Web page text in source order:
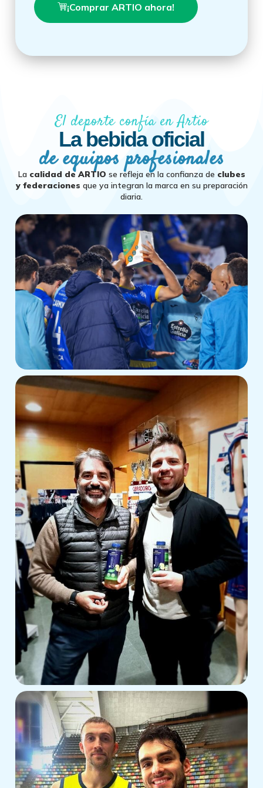
¡Comprar ARTIO ahora!
El deporte confía en Artio
La bebida oficial
de equipos profesionales
La calidad de ARTIO se refleja en la confianza de clubes
y federaciones que ya integran la marca en su preparación
diaria.